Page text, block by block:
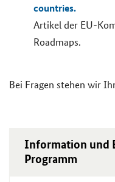
countries.
Ar­ti­kel der EU-​
Roadmaps.
Bei Fra­gen ste­hen wir
In­for­ma­ti­on und
Programm